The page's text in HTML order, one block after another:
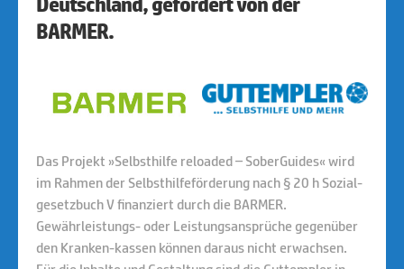
BARMER.
Das Projekt »Selbsthilfe reloaded – SoberGuides« wird
im Rahmen der Selbsthilfeförderung nach § 20 h Sozial-
gesetzbuch V finanziert durch die BARMER.
Gewährleistungs- oder Leistungsansprüche gegenüber
den Kranken-kassen können daraus nicht erwachsen.